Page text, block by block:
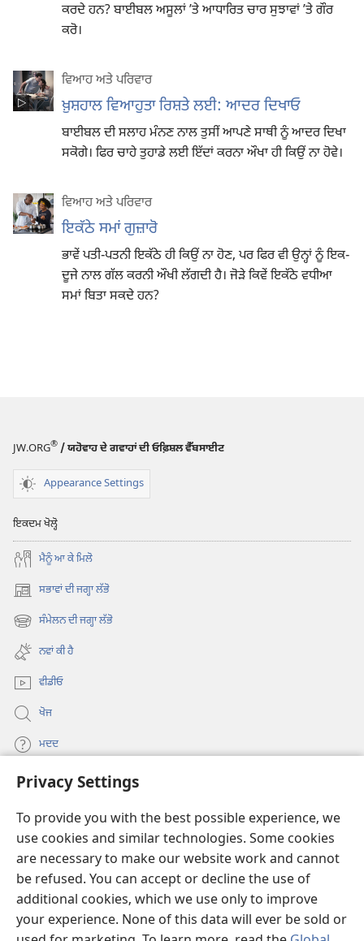
Privacy Settings
To provide you with the best possible experience, we
use cookies and similar technologies. Some cookies
are necessary to make our website work and cannot
be refused. You can accept or decline the use of
additional cookies, which we use only to improve
your experience. None of this data will ever be sold or
ਕਰਦੇ ਹਨ? ਬਾਈਬਲ ਅਸੂਲਾਂ ʼਤੇ ਆਧਾਰਿਤ ਚਾਰ ਸੁਝਾਵਾਂ ʼਤੇ ਗੌਰ
ਕਰੋ।
ਵਿਆਹ ਅਤੇ ਪਰਿਵਾਰ
ਖ਼ੁਸ਼ਹਾਲ ਵਿਆਹੁਤਾ ਰਿਸ਼ਤੇ ਲਈ: ਆਦਰ ਦਿਖਾਓ
ਬਾਈਬਲ ਦੀ ਸਲਾਹ ਮੰਨਣ ਨਾਲ ਤੁਸੀਂ ਆਪਣੇ ਸਾਥੀ ਨੂੰ ਆਦਰ ਦਿਖਾ
ਸਕੋਗੇ। ਫਿਰ ਚਾਹੇ ਤੁਹਾਡੇ ਲਈ ਇੱਦਾਂ ਕਰਨਾ ਔਖਾ ਹੀ ਕਿਉਂ ਨਾ ਹੋਵੇ।
ਵਿਆਹ ਅਤੇ ਪਰਿਵਾਰ
ਇਕੱਠੇ ਸਮਾਂ ਗੁਜ਼ਾਰੋ
ਭਾਵੇਂ ਪਤੀ-ਪਤਨੀ ਇਕੱਠੇ ਹੀ ਕਿਉਂ ਨਾ ਹੋਣ, ਪਰ ਫਿਰ ਵੀ ਉਨ੍ਹਾਂ ਨੂੰ ਇਕ-
ਦੂਜੇ ਨਾਲ ਗੱਲ ਕਰਨੀ ਔਖੀ ਲੱਗਦੀ ਹੈ। ਜੋੜੇ ਕਿਵੇਂ ਇਕੱਠੇ ਵਧੀਆ
ਸਮਾਂ ਬਿਤਾ ਸਕਦੇ ਹਨ?
JW.ORG® / ਯਹੋਵਾਹ ਦੇ ਗਵਾਹਾਂ ਦੀ ਓਫ਼ਿਸ਼ਲ ਵੈੱਬਸਾਈਟ
Appearance Settings
ਇਕਦਮ ਖੋਲ੍ਹੋ
ਮੈਨੂੰ ਆ ਕੇ ਮਿਲੋ
ਸਭਾਵਾਂ ਦੀ ਜਗ੍ਹਾ ਲੱਭੋ
(opens
new
window)
ਸੰਮੇਲਨ ਦੀ ਜਗ੍ਹਾ ਲੱਭੋ
(opens
new
window)
ਨਵਾਂ ਕੀ ਹੈ
ਵੀਡੀਓ
ਖੋਜ
ਮਦਦ
ਦਾਨ
new
window)Watchtower ONLINE LIBRARY™
(opens
new
window)JW Hub
(opens
new
window)
®